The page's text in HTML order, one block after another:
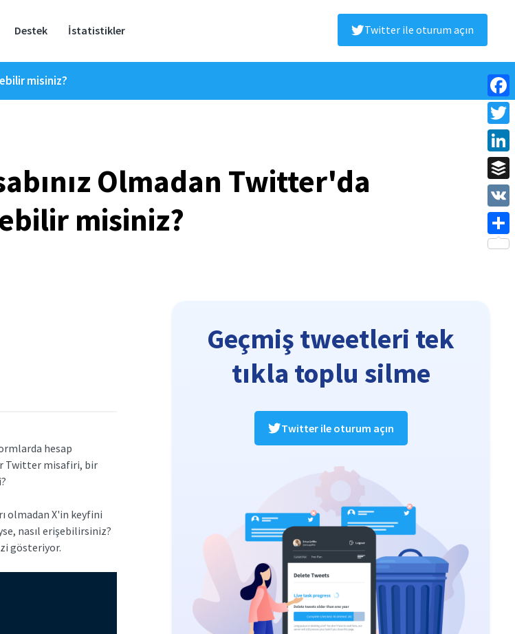
Destek İstatistikler Twitter ile oturum açın
misiniz?
Olmadan Twitter'da
misiniz?
hesap
Twitter misafiri, bir
olmadan X'in keyfini
nasıl erişebilirsiniz?
gösteriyor.
Geçmiş tweetleri tek
tıkla toplu silme
Twitter ile oturum açın
VK